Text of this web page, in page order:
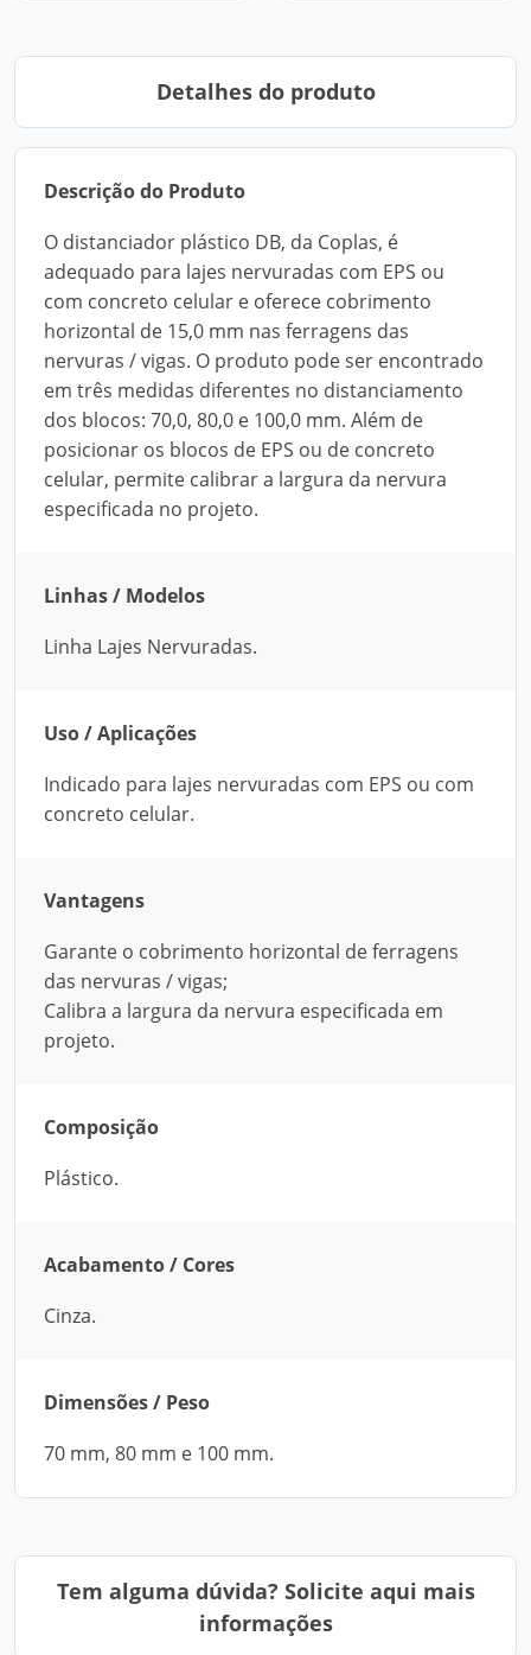
Detalhes do produto
Descrição do Produto
O distanciador plástico DB, da Coplas, é
adequado para lajes nervuradas com EPS ou
com concreto celular e oferece cobrimento
horizontal de 15,0 mm nas ferragens das
nervuras / vigas. O produto pode ser encontrado
em três medidas diferentes no distanciamento
dos blocos: 70,0, 80,0 e 100,0 mm. Além de
posicionar os blocos de EPS ou de concreto
celular, permite calibrar a largura da nervura
especificada no projeto.
Linhas / Modelos
Linha Lajes Nervuradas.
Uso / Aplicações
Indicado para lajes nervuradas com EPS ou com
concreto celular.
Vantagens
Garante o cobrimento horizontal de ferragens
das nervuras / vigas;
Calibra a largura da nervura especificada em
projeto.
Composição
Plástico.
Acabamento / Cores
Cinza.
Dimensões / Peso
70 mm, 80 mm e 100 mm.
Tem alguma dúvida? Solicite aqui mais
informações